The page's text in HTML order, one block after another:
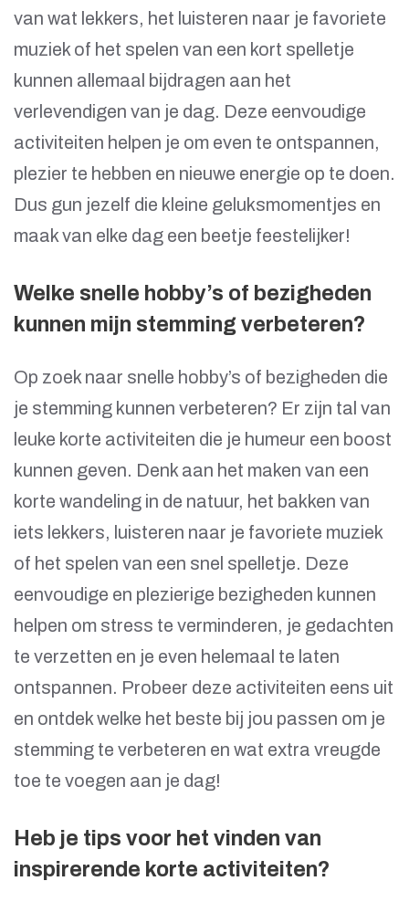
van wat lekkers, het luisteren naar je favoriete
muziek of het spelen van een kort spelletje
kunnen allemaal bijdragen aan het
verlevendigen van je dag. Deze eenvoudige
activiteiten helpen je om even te ontspannen,
plezier te hebben en nieuwe energie op te doen.
Dus gun jezelf die kleine geluksmomentjes en
maak van elke dag een beetje feestelijker!
Welke snelle hobby’s of bezigheden
kunnen mijn stemming verbeteren?
Op zoek naar snelle hobby’s of bezigheden die
je stemming kunnen verbeteren? Er zijn tal van
leuke korte activiteiten die je humeur een boost
kunnen geven. Denk aan het maken van een
korte wandeling in de natuur, het bakken van
iets lekkers, luisteren naar je favoriete muziek
of het spelen van een snel spelletje. Deze
eenvoudige en plezierige bezigheden kunnen
helpen om stress te verminderen, je gedachten
te verzetten en je even helemaal te laten
ontspannen. Probeer deze activiteiten eens uit
en ontdek welke het beste bij jou passen om je
stemming te verbeteren en wat extra vreugde
toe te voegen aan je dag!
Heb je tips voor het vinden van
inspirerende korte activiteiten?